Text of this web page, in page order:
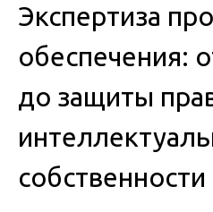
Экспертиза
обеспечения:
до защиты
собственности